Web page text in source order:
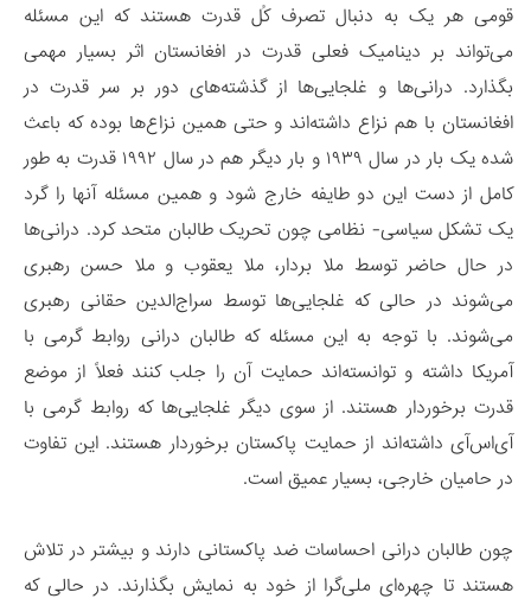
قومی هر یک به دنبال تصرف کُل قدرت هستند که این مسئله
می‌تواند بر دینامیک فعلی قدرت در افغانستان اثر بسیار مهمی
بگذارد. درانی‌ها و غلجایی‌ها از گذشته‌های دور بر سر قدرت در
افغانستان با هم نزاع داشته‌اند و حتی همین نزاع‌ها بوده که باعث
شده یک بار در سال ۱۹۳۹ و بار دیگر هم در سال ۱۹۹۲ قدرت به طور
کامل از دست این دو طایفه خارج شود و همین مسئله آنها را گرد
یک تشکل سیاسی- نظامی چون تحریک طالبان متحد کرد. درانی‌ها
در حال حاضر توسط ملا بردار، ملا یعقوب و ملا حسن رهبری
می‌شوند در حالی که غلجایی‌ها توسط سراج‌الدین حقانی رهبری
می‌شوند. با توجه به این مسئله که طالبان درانی روابط گرمی با
آمریکا داشته و توانسته‌اند حمایت آن را جلب کنند فعلاً از موضع
قدرت برخوردار هستند. از سوی دیگر غلجایی‌ها که روابط گرمی با
آی‌اس‌‌آی داشته‌اند از حمایت پاکستان برخوردار هستند. این تفاوت
در حامیان خارجی، بسیار عمیق است.
چون طالبان درانی احساسات ضد پاکستانی دارند و بیشتر در تلاش‌
هستند تا چهره‌ای ملی‌گرا از خود به نمایش بگذارند. در حالی که